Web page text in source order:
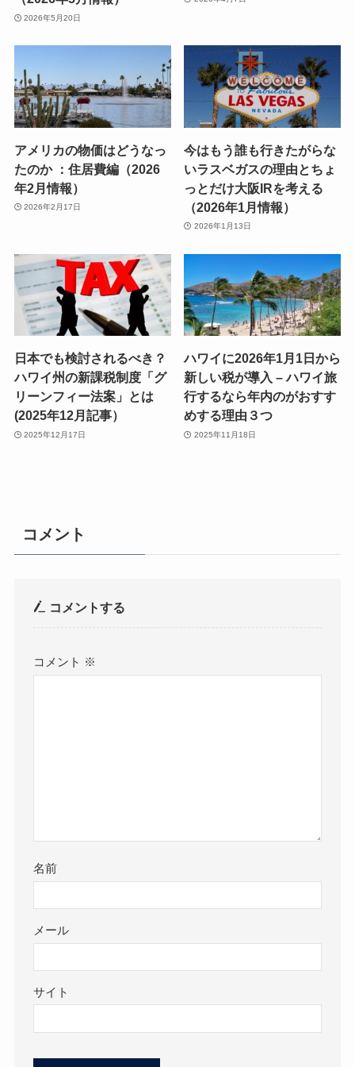
2026年5月20日
アメリカの物価はどうなっ
たのか ：住居費編（2026
年2月情報）
2026年2月17日
今はもう誰も行きたがらな
いラスベガスの理由とちょ
っとだけ大阪IRを考える
（2026年1月情報）
2026年1月13日
日本でも検討されるべき？
ハワイ州の新課税制度「グ
リーンフィー法案」とは
(2025年12月記事）
2025年12月17日
ハワイに2026年1月1日から
新しい税が導入 – ハワイ旅
行するなら年内のがおすす
めする理由３つ
2025年11月18日
コメント
コメントする
コメント ※
名前
メール
サイト